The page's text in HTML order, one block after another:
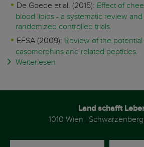
De Goede et al. (2015): Effect of
blood lipids - a systematic review
randomized controlled trials.
EFSA (2009): Review of the
casomorphins and related peptides.
Weiterlesen
Land schafft
1010 Wien |